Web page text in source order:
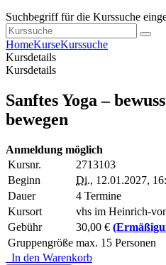
Suchbegriff für die Kurssuche
HomeKurseKurssuche
Kursdetails
Kursdetails
Sanftes Yoga –
bewegen
Anmeldung möglich
Kursnr.
2713103
Beginn
Di., 12.01.2027,
Dauer
4 Termine
Kursort
vhs im Heinrich-
Gebühr
30,00 €
Gruppengröße max. 15 Personen
In den Warenkorb